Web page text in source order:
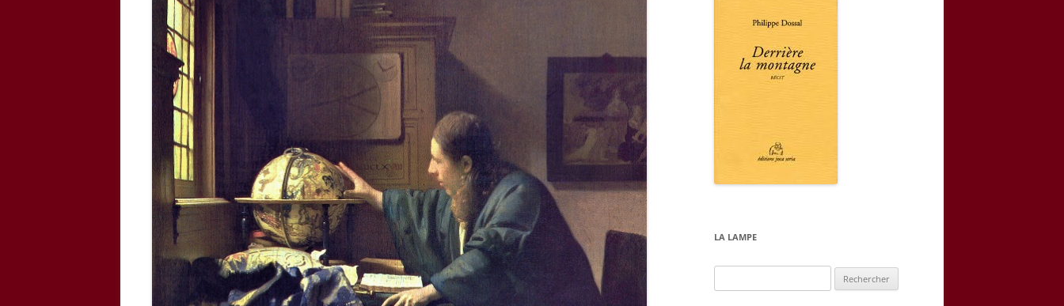
LA LAMPE